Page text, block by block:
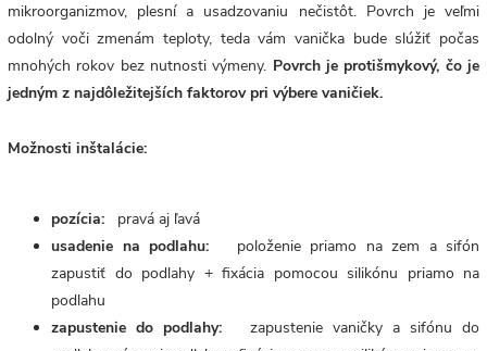
mikroorganizmov, plesní a usadzovaniu nečistôt. Povrch je veľmi
odolný voči zmenám teploty, teda vám vanička bude slúžiť počas
mnohých rokov bez nutnosti výmeny. Povrch je protišmykový, čo je
jedným z najdôležitejších faktorov pri výbere vaničiek.
Možnosti inštalácie:
pozícia:
pravá aj ľavá
usadenie na podlahu:
položenie priamo na zem a sifón
zapustiť do podlahy + fixácia pomocou silikónu priamo na
podlahu
zapustenie do podlahy:
zapustenie vaničky a sifónu do